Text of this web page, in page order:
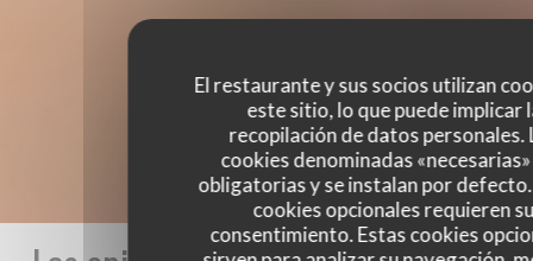
El restaurante y sus socios utilizan
este sitio, lo que puede implicar
recopilación de datos personales.
cookies denominadas
obligatorias y se instalan por
cookies opcionales requieren
consentimiento. Estas cookies